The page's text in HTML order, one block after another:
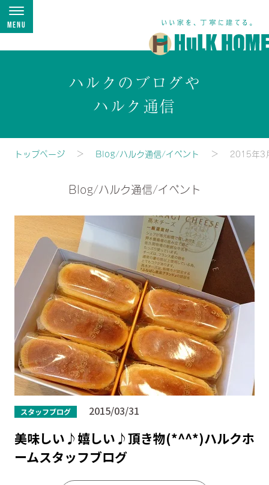
Menu
ハルクのブログや
ハルク通信
トップページ Blog/ハルク通信/イベント 2015年3
Blog/ハルク通信/イベント
スタッフブログ 2015/03/31
美味しい♪嬉しい♪頂き物(*^^*)ハルクホ
ームスタッフブログ